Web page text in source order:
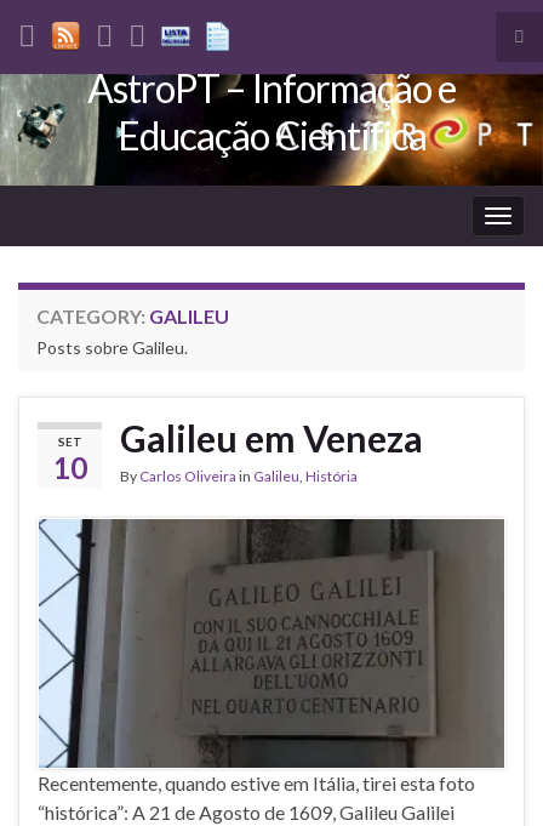
Search for:
AstroPT – Informação e
Educação Científica
CATEGORY: GALILEU
Posts sobre Galileu.
SET
10
Galileu em Veneza
By Carlos Oliveira in Galileu, História
Recentemente, quando estive em Itália, tirei esta foto
“histórica”: A 21 de Agosto de 1609, Galileu Galilei